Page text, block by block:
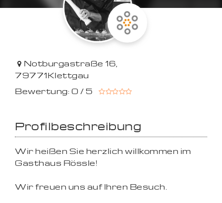
Notburgastraße 16,
79771Klettgau
Bewertung: 0 / 5
Profilbeschreibung
Wir heißen Sie herzlich willkommen im
Gasthaus Rössle!
Wir freuen uns auf Ihren Besuch.